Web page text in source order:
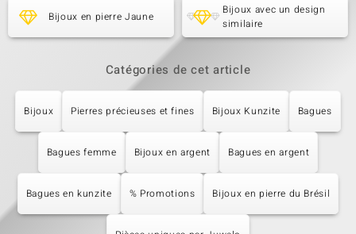
Bijoux en pierre Jaune
Bijoux avec un design
similaire
Catégories de cet article
Bijoux Pierres précieuses et fines Bijoux Kunzite Bagues
Bagues femme Bijoux en argent Bagues en argent
Bagues en kunzite % Promotions Bijoux en pierre du Brésil